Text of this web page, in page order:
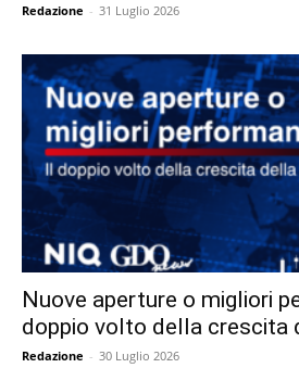
Redazione - 31 Luglio 2026
Nuove aperture o migliori
doppio volto della crescita
Redazione - 30 Luglio 2026